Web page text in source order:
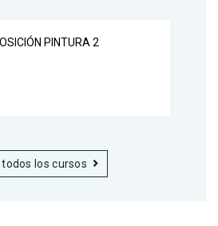
PINTURA 2
los cursos